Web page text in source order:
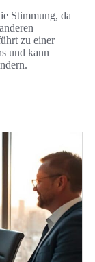
Stimmung, da
zu einer
und kann